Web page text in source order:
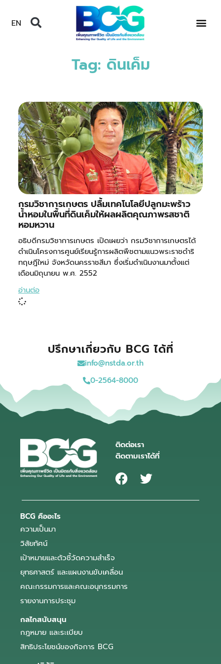
EN
Tag: ดินเค็ม
กรมวิชาการเกษตร ปลื้มเทคโนโลยีปลูกมะพร้าว
น้ำหอมในพื้นที่ดินเค็มให้ผลผลิตคุณภาพรสชาติ
หอมหวาน
อธิบดีกรมวิชาการเกษตร เปิดเผยว่า กรมวิชาการเกษตรได้
ดำเนินโครงการศูนย์เรียนรู้การผลิตพืชตามแนวพระราชดำริ
ทฤษฎีใหม่ จังหวัดนครราชสีมา ซึ่งเริ่มดำเนินงานมาตั้งแต่
เดือนมิถุนายน พ.ศ. 2552
อ่านต่อ
ปรึกษาเกี่ยวกับ BCG ได้ที่
info@nstda.or.th
0-2564-8000
ติดต่อเรา
ติดตามเราได้ที่
BCG คืออะไร
ความเป็นมา
วิสัยทัศน์
เป้าหมายและตัวชี้วัดความสำเร็จ
ยุทธศาสตร์ และแผนงานขับเคลื่อน
คณะกรรมการและคณะอนุกรรมการ
รายงานการประชุม
กลไกสนับสนุน
กฎหมาย และระเบียบ
สิทธิประโยชน์ของกิจการ BCG